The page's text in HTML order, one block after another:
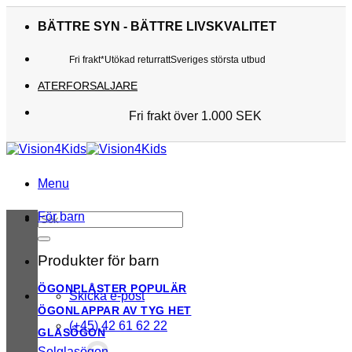
BÄTTRE SYN - BÄTTRE LIVSKVALITET
Fri frakt*Utökad returrattSveriges största utbud
ATERFORSALJARE
Fri frakt över 1.000 SEK
Kunderna älskar oss
Utökad returratt
Sveriges största utbud
Menu
Sök
efter:
Skicka e-post
(+45) 42 61 62 22
För barn
Produkter för barn
ÖGONPLÅSTER
ÖGONLAPPAR AV TYG
GLASÖGON